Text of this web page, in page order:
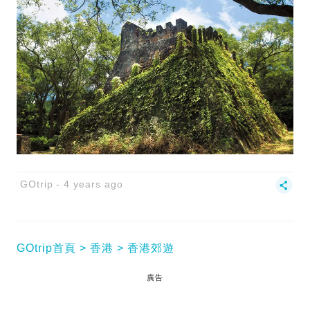
GOtrip 4 years ago
GOtrip首頁 香港 香港郊遊
廣告